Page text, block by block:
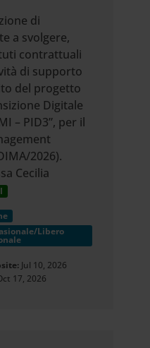
di
a svolgere,
contrattuali
di supporto
del progetto
Digitale
– PID3”, per il
2026).
Cecilia
Libero
Jul 10, 2026
17, 2026